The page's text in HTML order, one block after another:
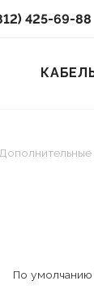
425-69-88
Дополнительные
По умолчанию